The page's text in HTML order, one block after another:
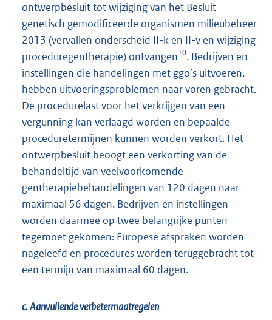
ontwerpbesluit tot wijziging van het Besluit
genetisch gemodificeerde organismen milieubeheer
2013 (vervallen onderscheid II-k en II-v en wijziging
proceduregentherapie) ontvangen10. Bedrijven en
instellingen die handelingen met ggo’s uitvoeren,
hebben uitvoeringsproblemen naar voren gebracht.
De procedurelast voor het verkrijgen van een
vergunning kan verlaagd worden en bepaalde
proceduretermijnen kunnen worden verkort. Het
ontwerpbesluit beoogt een verkorting van de
behandeltijd van veelvoorkomende
gentherapiebehandelingen van 120 dagen naar
maximaal 56 dagen. Bedrijven en instellingen
worden daarmee op twee belangrijke punten
tegemoet gekomen: Europese afspraken worden
nageleefd en procedures worden teruggebracht tot
een termijn van maximaal 60 dagen.
c. Aanvullende verbetermaatregelen